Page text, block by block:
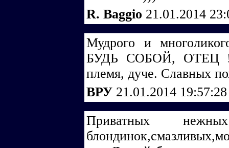
R. Baggio 21.01.2014
Мудрого и
БУДЬ СОБОЙ, ОТЕЦ !
племя, дуче. Славных
ВРУ 21.01.2014
Приватных